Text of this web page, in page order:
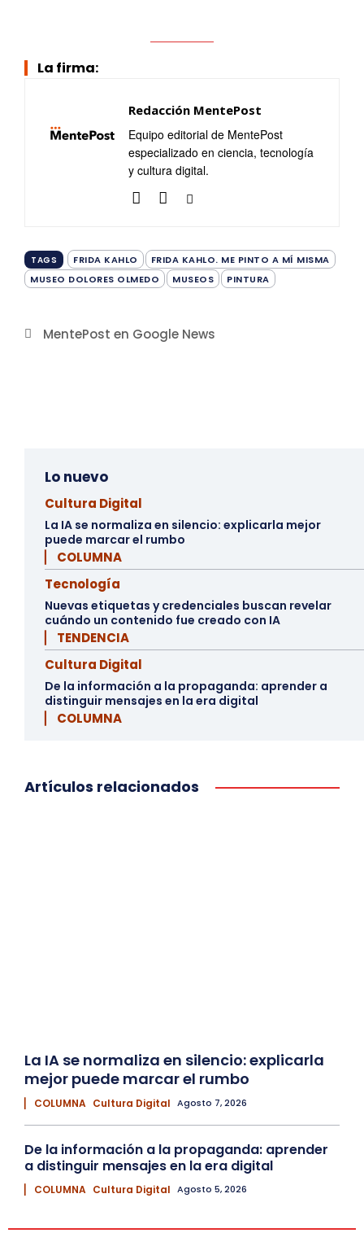
La firma:
Redacción MentePost
Equipo editorial de MentePost
especializado en ciencia, tecnología
y cultura digital.
TAGS FRIDA KAHLO
FRIDA KAHLO. ME PINTO A MÍ MISMA
MUSEO DOLORES OLMEDO
MUSEOS PINTURA
MentePost en Google News
Lo nuevo
Cultura Digital
La IA se normaliza en silencio: explicarla mejor
puede marcar el rumbo
▏ COLUMNA
Tecnología
Nuevas etiquetas y credenciales buscan revelar
cuándo un contenido fue creado con IA
▏ TENDENCIA
Cultura Digital
De la información a la propaganda: aprender a
distinguir mensajes en la era digital
▏ COLUMNA
Artículos relacionados
La IA se normaliza en silencio: explicarla
mejor puede marcar el rumbo
▏ COLUMNA Cultura Digital Agosto 7, 2026
De la información a la propaganda: aprender
a distinguir mensajes en la era digital
▏ COLUMNA Cultura Digital Agosto 5, 2026